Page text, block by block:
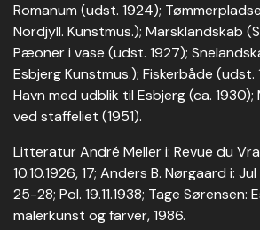
Romanum (udst. 1924);
Nordjyll. Kunstmus.); Marsklandskab
Pæoner i vase (udst. 1927);
Esbjerg Kunstmus.); Fiskerbåde (udst.
Havn med udblik til Esbjerg (ca. 1930);
ved staffeliet (1951).
Litteratur André Meller i: Revue du
10.10.1926, 17; Anders B. Nørgaard i:
25-28; Pol. 19.11.1938; Tage Sørensen:
malerkunst og farver, 1986.